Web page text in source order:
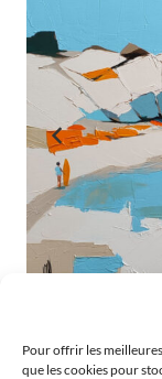
Pour offrir les
que les cookies pour
ANSE AUX